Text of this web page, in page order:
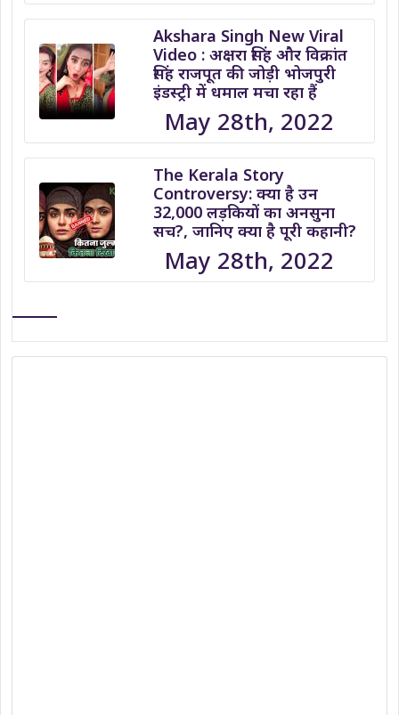
Akshara Singh New Viral
Video : अक्षरा सिंह और विक्रांत
सिंह राजपूत की जोड़ी भोजपुरी
इंडस्ट्री में धमाल मचा रहा हैं
May 28th, 2022
The Kerala Story
Controversy: क्या है उन
32,000 लड़कियों का अनसुना
सच?, जानिए क्या है पूरी कहानी?
May 28th, 2022